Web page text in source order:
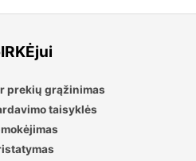
prekių grąžinimas
taisyklės